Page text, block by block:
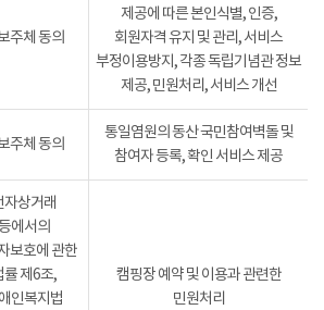
주체 동의
제공에 따른 본인식별, 인증,
회원자격 유지 및 관리, 서비스
부정이용방지, 각종 독립기념관 정보
제공, 민원처리, 서비스 개선
주체 동의
통일염원의 동산 국민참여벽돌 및
참여자 등록, 확인 서비스 제공
자상거래
에서의
보호에 관한
률 제6조,
인복지법
캠핑장 예약 및 이용과 관련한
민원처리